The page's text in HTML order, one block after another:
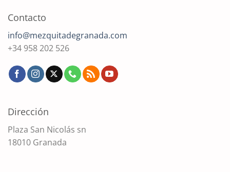
Contacto
info@mezquitadegranada.com
+34 958 202 526
Dirección
Plaza San Nicolás sn
18010 Granada